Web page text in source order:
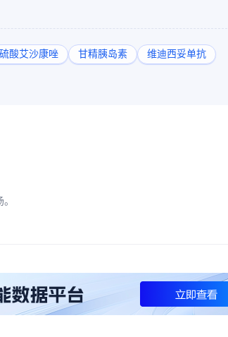
硫酸艾沙康唑 甘精胰岛素
维迪西妥单抗